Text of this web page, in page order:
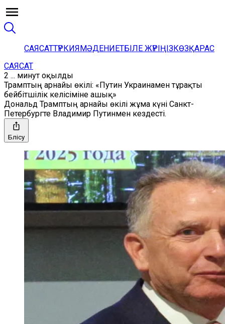
САЯСАТТҮРКИЯМӘДЕНИЕТБІЛЕ ЖҮРІҢІЗКӨЗҚАРАС
САЯСАТ
2 ... минут оқылды
Трамптың арнайы өкілі: «Путин Украинамен тұрақты
бейбітшілік келісіміне ашық»
Дональд Трамптың арнайы өкілі жұма күні Санкт-
Петербургте Владимир Путинмен кездесті.
Бөлісу